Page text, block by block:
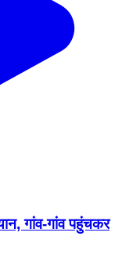
गांव-गांव पहुंचकर